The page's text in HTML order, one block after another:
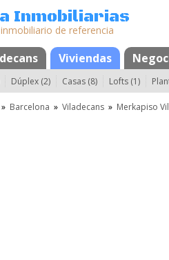
Inmobiliarias
de referencia
Viviendas
Dúplex (2) Casas (8) Lofts (1)
» Barcelona » Viladecans » Merkapiso